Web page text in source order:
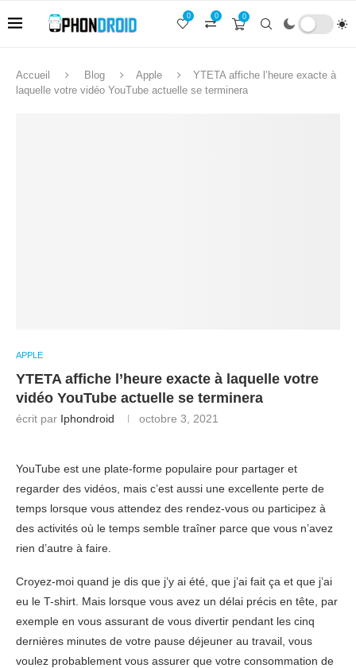
0
0
0
Accueil Blog Apple
YTETA affiche l’heure exacte à
laquelle votre vidéo YouTube actuelle se terminera
APPLE
YTETA affiche l’heure exacte à laquelle votre
vidéo YouTube actuelle se terminera
écrit par Iphondroid octobre 3, 2021
YouTube est une plate-forme populaire pour partager et
regarder des vidéos, mais c’est aussi une excellente perte de
temps lorsque vous attendez des rendez-vous ou participez à
des activités où le temps semble traîner parce que vous n’avez
rien d’autre à faire.
Croyez-moi quand je dis que j’y ai été, que j’ai fait ça et que j’ai
eu le T-shirt. Mais lorsque vous avez un délai précis en tête, par
exemple en vous assurant de vous divertir pendant les cinq
dernières minutes de votre pause déjeuner au travail, vous
voulez probablement vous assurer que votre consommation de